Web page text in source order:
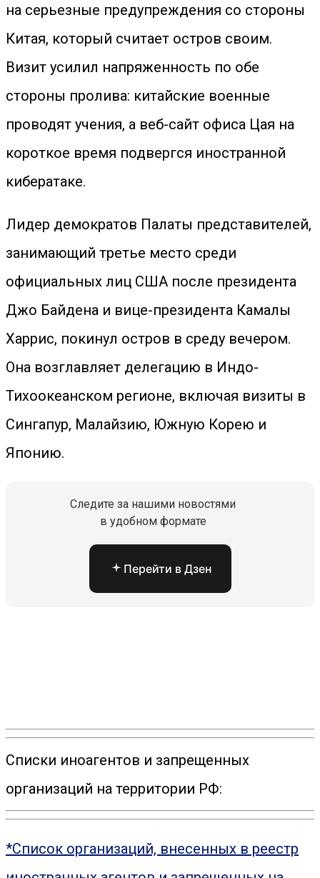
на серьезные предупреждения со стороны
Китая, который считает остров своим.
Визит усилил напряженность по обе
стороны пролива: китайские военные
проводят учения, а веб-сайт офиса Цая на
короткое время подвергся иностранной
кибератаке.
Лидер демократов Палаты представителей,
занимающий третье место среди
официальных лиц США после президента
Джо Байдена и вице-президента Камалы
Харрис, покинул остров в среду вечером.
Она возглавляет делегацию в Индо-
Тихоокеанском регионе, включая визиты в
Сингапур, Малайзию, Южную Корею и
Японию.
Следите за нашими новостями
в удобном формате
Перейти в Дзен
Списки иноагентов и запрещенных
организаций на территории РФ:
*Список организаций, внесенных в реестр